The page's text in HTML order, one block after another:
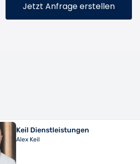
Jetzt Anfrage erstellen
Keil Dienstleistungen
Alex Keil